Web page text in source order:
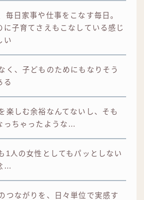
日家事や仕事をこなす毎日。
に子育てさえもこなしている感じ
い
く、子どものためにもなりそう
る
楽しむ余裕なんてないし、そも
っちゃったような…
1人の女性としてもパッとしない
…
つながりを、日々単位で実感す